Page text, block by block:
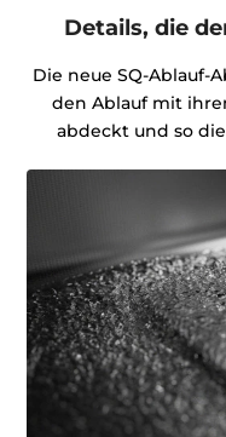
Details, die
Die neue SQ-Ablauf-
den Ablauf mit
abdeckt und so